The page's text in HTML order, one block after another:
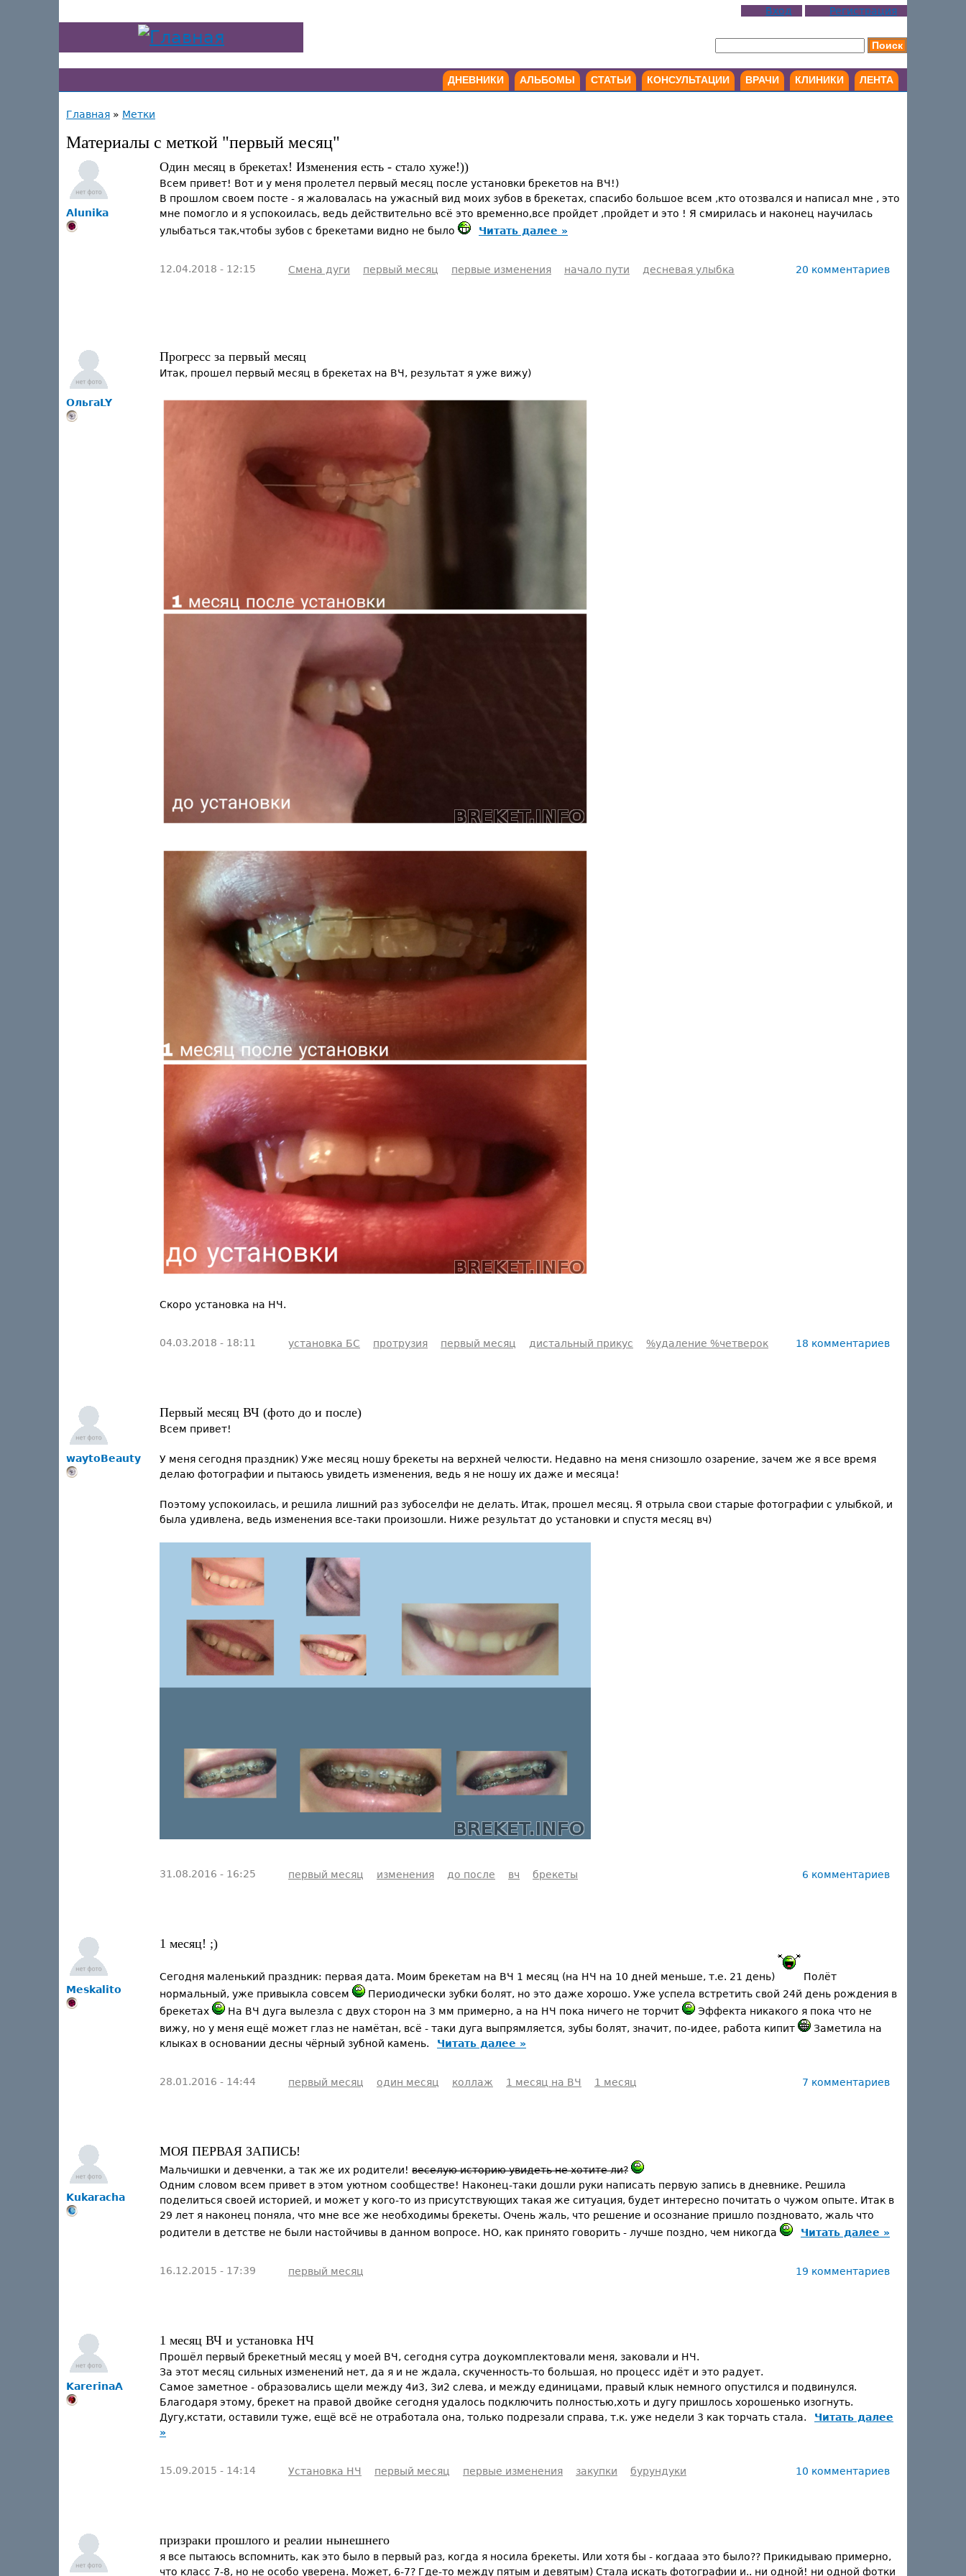
Вход Регистрация
ДНЕВНИКИ АЛЬБОМЫ СТАТЬИ КОНСУЛЬТАЦИИ ВРАЧИ КЛИНИКИ ЛЕНТА
Главная » Метки
Материалы с меткой "первый месяц"
Alunika
Один месяц в брекетах! Изменения есть - стало хуже!))
Всем привет! Вот и у меня пролетел первый месяц после установки брекетов на ВЧ!)
В прошлом своем посте - я жаловалась на ужасный вид моих зубов в брекетах, спасибо большое всем ,кто отозвался и написал мне , это
мне помогло и я успокоилась, ведь действительно всё это временно,все пройдет ,пройдет и это ! Я смирилась и наконец научилась
улыбаться так,чтобы зубов с брекетами видно не было
Читать далее »
12.04.2018 - 12:15 Смена дуги первый месяц первые изменения начало пути десневая улыбка 20 комментариев
ОльгаLY
Прогресс за первый месяц
Итак, прошел первый месяц в брекетах на ВЧ, результат я уже вижу)
Скоро установка на НЧ.
04.03.2018 - 18:11 установка БС протрузия первый месяц дистальный прикус %удаление %четверок 18 комментариев
waytoBeauty
Первый месяц ВЧ (фото до и после)
Всем привет!
У меня сегодня праздник) Уже месяц ношу брекеты на верхней челюсти. Недавно на меня снизошло озарение, зачем же я все время
делаю фотографии и пытаюсь увидеть изменения, ведь я не ношу их даже и месяца!
Поэтому успокоилась, и решила лишний раз зубоселфи не делать. Итак, прошел месяц. Я отрыла свои старые фотографии с улыбкой, и
была удивлена, ведь изменения все-таки произошли. Ниже результат до установки и спустя месяц вч)
31.08.2016 - 16:25 первый месяц изменения до после вч брекеты 6 комментариев
Meskalito
1 месяц! ;)
Сегодня маленький праздник: первая дата. Моим брекетам на ВЧ 1 месяц (на НЧ на 10 дней меньше, т.е. 21 день)
Полёт
нормальный, уже привыкла совсем
Периодически зубки болят, но это даже хорошо. Уже успела встретить свой 24й день рождения в
брекетах
На ВЧ дуга вылезла с двух сторон на 3 мм примерно, а на НЧ пока ничего не торчит
Эффекта никакого я пока что не
вижу, но у меня ещё может глаз не намётан, всё - таки дуга выпрямляется, зубы болят, значит, по-идее, работа кипит
Заметила на
клыках в основании десны чёрный зубной камень.
Читать далее »
28.01.2016 - 14:44 первый месяц один месяц коллаж 1 месяц на ВЧ 1 месяц 7 комментариев
Kukaracha
МОЯ ПЕРВАЯ ЗАПИСЬ!
Мальчишки и девченки, а так же их родители! веселую историю увидеть не хотите ли?
Одним словом всем привет в этом уютном сообществе! Наконец-таки дошли руки написать первую запись в дневнике. Решила
поделиться своей историей, и может у кого-то из присутствующих такая же ситуация, будет интересно почитать о чужом опыте. Итак в
29 лет я наконец поняла, что мне все же необходимы брекеты. Очень жаль, что решение и осознание пришло поздновато, жаль что
родители в детстве не были настойчивы в данном вопросе. НО, как принято говорить - лучше поздно, чем никогда
Читать далее »
16.12.2015 - 17:39 первый месяц 19 комментариев
KarerinaA
1 месяц ВЧ и установка НЧ
Прошёл первый брекетный месяц у моей ВЧ, сегодня сутра доукомплектовали меня, заковали и НЧ.
За этот месяц сильных изменений нет, да я и не ждала, скученность-то большая, но процесс идёт и это радует.
Самое заметное - образовались щели между 4и3, 3и2 слева, и между единицами, правый клык немного опустился и подвинулся.
Благодаря этому, брекет на правой двойке сегодня удалось подключить полностью,хоть и дугу пришлось хорошенько изогнуть.
Дугу,кстати, оставили туже, ещё всё не отработала она, только подрезали справа, т.к. уже недели 3 как торчать стала.
Читать далее
»
15.09.2015 - 14:14 Установка НЧ первый месяц первые изменения закупки бурундуки 10 комментариев
призраки прошлого и реалии нынешнего
я все пытаюсь вспомнить, как это было в первый раз, когда я носила брекеты. Или хотя бы - когдааа это было?? Прикидываю примерно,
что класс 7-8, но не особо уверена. Может, 6-7? Где-то между пятым и девятым) Стала искать фотографии и.. ни одной! ни одной фотки